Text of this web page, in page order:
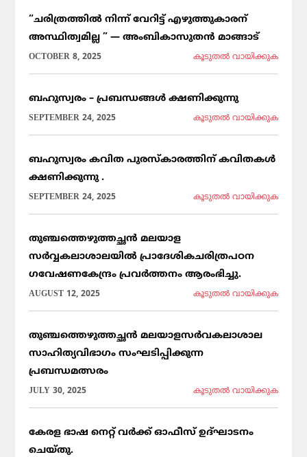
“ചരിത്രത്തിൽ നിന്ന് വേറിട്ട് എഴുത്തുകാരന്
അസ്ഥിത്വമില്ല ” — അംബികാസുതൻ മാങ്ങാട്
OCTOBER 8, 2025 കൂടുതല്‍ വായിക്കുക
ബഹുസ്വരം – പ്രബന്ധങ്ങൾ ക്ഷണിക്കുന്നു
SEPTEMBER 24, 2025 കൂടുതല്‍ വായിക്കുക
ബഹുസ്വരം കവിത പുരസ്കാരത്തിന് കവിതകൾ
ക്ഷണിക്കുന്നു .
SEPTEMBER 24, 2025 കൂടുതല്‍ വായിക്കുക
തുഞ്ചത്തെഴുത്തച്ഛൻ മലയാള
സർവ്വകലാശാലയിൽ പ്രാദേശികചരിത്രപഠന
ഗവേഷണകേന്ദ്രം പ്രവർത്തനം ആരംഭിച്ചു.
AUGUST 12, 2025 കൂടുതല്‍ വായിക്കുക
തുഞ്ചത്തെഴുത്തച്ഛൻ മലയാളസർവകലാശാല
സാഹിത്യവിഭാഗം സംഘടിപ്പിക്കുന്ന
പ്രബന്ധമത്സരം
JULY 30, 2025 കൂടുതല്‍ വായിക്കുക
കേരള ഭാഷ നെറ്റ് വർക്ക് ഓഫീസ് ഉദ്ഘാടനം
ചെയ്തു.